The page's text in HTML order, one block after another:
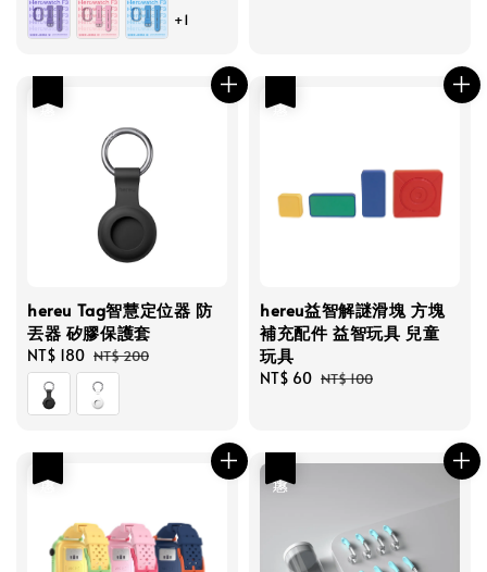
+1
hereu Tag智慧定位器 防
丟器 矽膠保護套
Sale
price
NT$ 180 Regular
price
NT$ 200
hereu益智解謎滑塊 方塊
補充配件 益智玩具 兒童
玩具
Sale
NT$ 60 Regular
NT$ 100